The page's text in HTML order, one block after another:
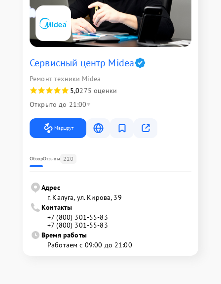
Сервисный центр Midea
Ремонт техники Midea
5,0275 оценки
Открыто до 21:00
Маршрут
ОбзорОтзывы 220
Адрес
г. Калуга, ул. Кирова, 39
Контакты
+7 (800) 301-55-83
+7 (800) 301-55-83
Время работы
Работаем с 09:00 до 21:00